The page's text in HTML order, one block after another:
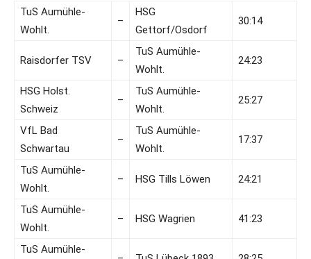
TuS Aumühle-
Wohlt.
–
HSG
Gettorf/Osdorf
30:14
Raisdorfer TSV –
TuS Aumühle-
Wohlt.
24:23
HSG Holst.
Schweiz
–
TuS Aumühle-
Wohlt.
25:27
VfL Bad
Schwartau
–
TuS Aumühle-
Wohlt.
17:37
TuS Aumühle-
Wohlt.
– HSG Tills Löwen 24:21
TuS Aumühle-
Wohlt.
– HSG Wagrien 41:23
TuS Aumühle-